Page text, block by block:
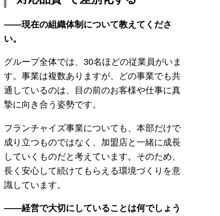
――現在の組織体制について教えてくださ
い。
グループ全体では、30名ほどの従業員がいま
す。事業は複数ありますが、どの事業でも共
通しているのは、目の前のお客様や仕事に真
摯に向き合う姿勢です。
フランチャイズ事業についても、本部だけで
成り立つものではなく、加盟店と一緒に成長
していくものだと考えています。そのため、
長く安心して続けてもらえる環境づくりを意
識しています。
――経営で大切にしていることは何でしょう